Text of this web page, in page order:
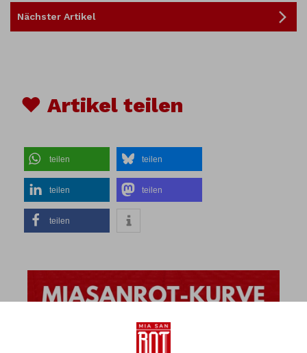
Nächster Artikel
♥ Artikel teilen
teilen teilen
teilen teilen
teilen